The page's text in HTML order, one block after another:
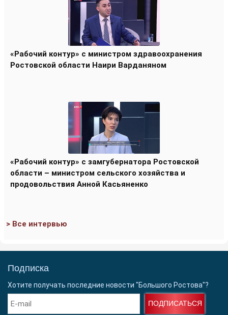
«Рабочий контур» с министром здравоохранения
Ростовской области Наири Варданяном
«Рабочий контур» с замгубернатора Ростовской
области – министром сельского хозяйства и
продовольствия Анной Касьяненко
> Все интервью
Подписка
Хотите получать последние новости "Большого Ростова"?
ПОДПИСАТЬСЯ